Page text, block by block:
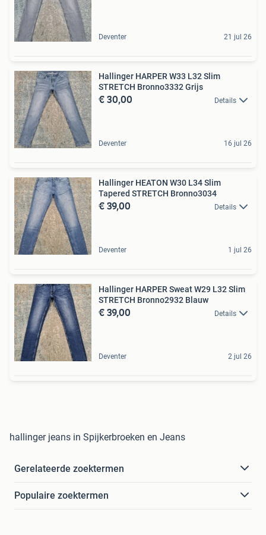
Deventer 21 jul 26
Hallinger HARPER W33 L32 Slim
STRETCH Bronno3332 Grijs
€ 30,00 Details
Deventer 16 jul 26
Hallinger HEATON W30 L34 Slim
Tapered STRETCH Bronno3034
€ 39,00 Details
Deventer 1 jul 26
Hallinger HARPER Sweat W29 L32 Slim
STRETCH Bronno2932 Blauw
€ 39,00 Details
Deventer 2 jul 26
hallinger jeans in Spijkerbroeken en Jeans
Gerelateerde zoektermen
Populaire zoektermen